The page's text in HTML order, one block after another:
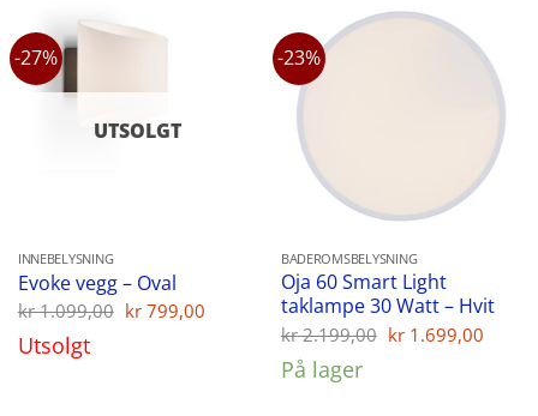
-27%
UTSOLGT
INNEBELYSNING
Evoke vegg – Oval
kr1.099,00 Opprinnelig
kr 799,00 Nåværende
kr 799,00.
Utsolgt
-23%
BADEROMSBELYSNING
Oja 60 Smart Light
taklampe 30 Watt – Hvit
kr2.199,00 Opprinnelig
kr 1.699,00
På lager